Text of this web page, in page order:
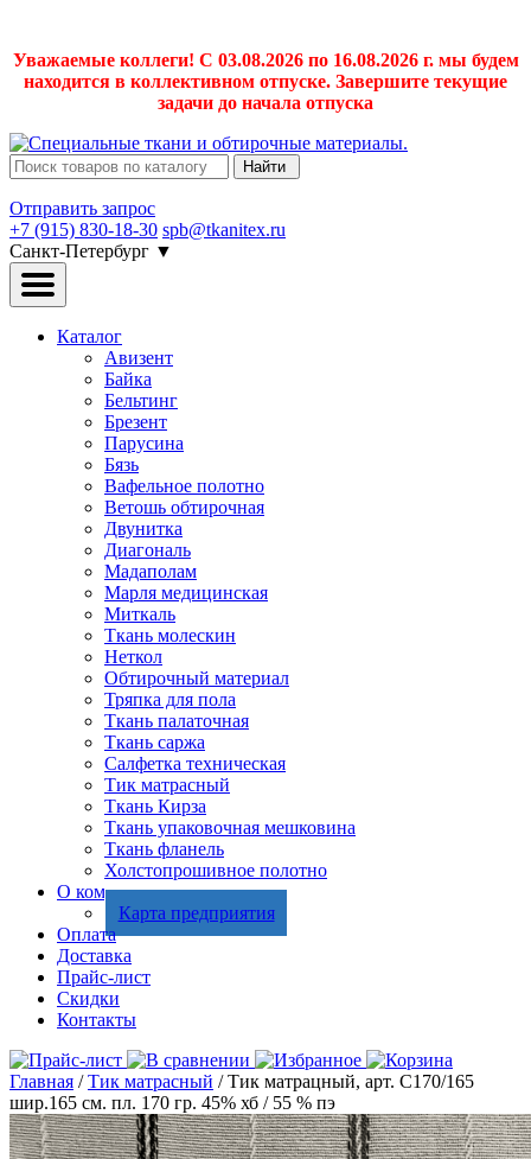
Уважаемые коллеги! С 03.08.2026 по 16.08.2026 г. мы будем
находится в коллективном отпуске. Завершите текущие
задачи до начала отпуска
Найти
Отправить запрос
+7 (915) 830-18-30 spb@tkanitex.ru
Санкт-Петербург ▼
Каталог
Авизент
Байка
Бельтинг
Брезент
Парусина
Бязь
Вафельное полотно
Ветошь обтирочная
Двунитка
Диагональ
Мадаполам
Марля медицинская
Миткаль
Ткань молескин
Неткол
Обтирочный материал
Тряпка для пола
Ткань палаточная
Ткань саржа
Салфетка техническая
Тик матрасный
Ткань Кирза
Ткань упаковочная мешковина
Ткань фланель
Холстопрошивное полотно
О компании
Карта предприятия
Оплата
Доставка
Прайс-лист
Скидки
Контакты
Главная /Тик матрасный / Тик матрацный, арт. С170/165
шир.165 см. пл. 170 гр. 45% хб / 55 % пэ